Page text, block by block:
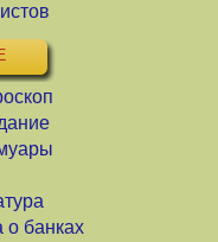
о банках